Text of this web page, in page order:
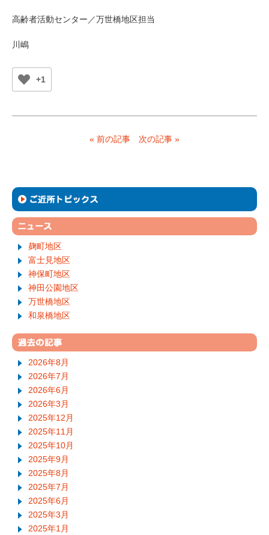
高齢者活動センター／万世橋地区担当
川嶋
+1
« 前の記事 次の記事 »
麹町地区
富士見地区
神保町地区
神田公園地区
万世橋地区
和泉橋地区
2026年8月
2026年7月
2026年6月
2026年3月
2025年12月
2025年11月
2025年10月
2025年9月
2025年8月
2025年7月
2025年6月
2025年3月
2025年1月